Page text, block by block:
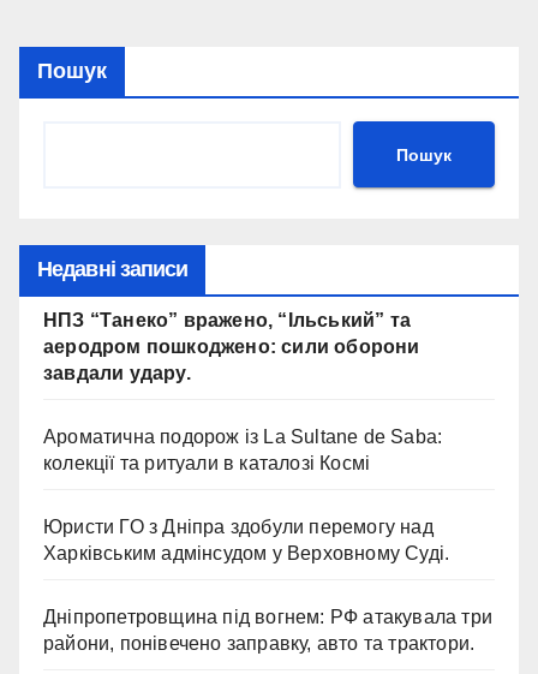
Пошук
Пошук
Недавні записи
НПЗ “Танеко” вражено, “Ільський” та
аеродром пошкоджено: сили оборони
завдали удару.
Ароматична подорож із La Sultane de Saba:
колекції та ритуали в каталозі Космі
Юристи ГО з Дніпра здобули перемогу над
Харківським адмінсудом у Верховному Суді.
Дніпропетровщина під вогнем: РФ атакувала три
райони, понівечено заправку, авто та трактори.